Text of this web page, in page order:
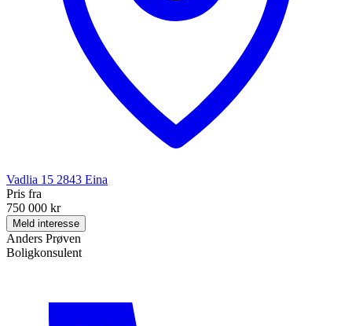
Vadlia 15 2843 Eina
Pris fra
750 000 kr
Meld interesse
Anders Prøven
Boligkonsulent